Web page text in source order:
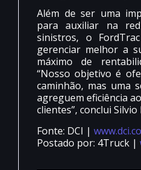
Além de ser uma
para auxiliar na
sinistros, o
gerenciar melhor a
máximo de
“Nosso objetivo é
caminhão, mas uma
agreguem eficiência
clientes”, conclui Silvio
Fonte: DCI |
Postado por: 4Truck |